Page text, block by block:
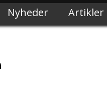
Nyheder Artikler